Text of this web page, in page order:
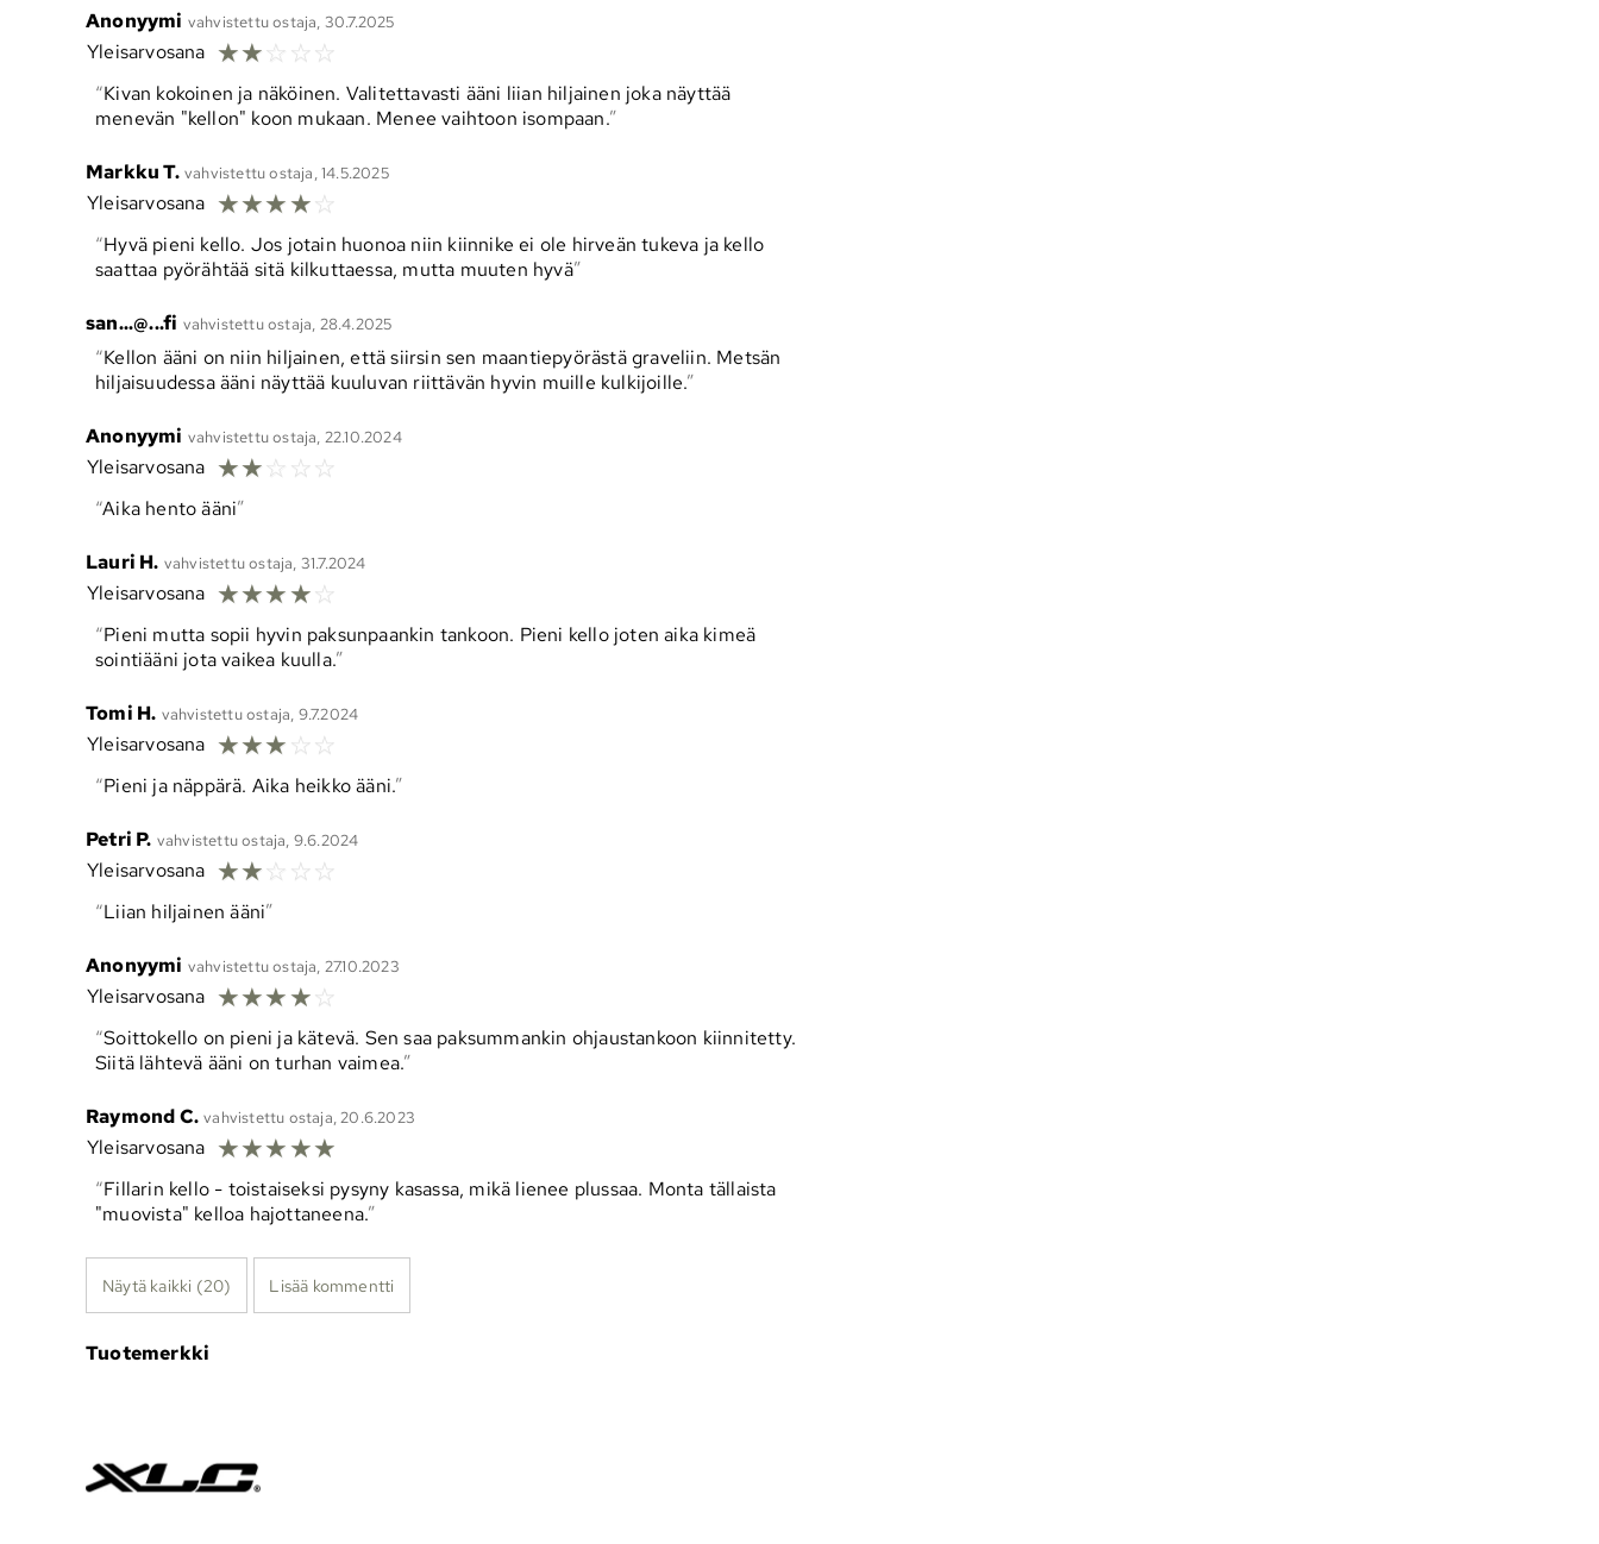
Anonyymi vahvistettu ostaja, 30.7.2025
Yleisarvosana ☆☆☆ ☆ ☆
Kivan kokoinen ja näköinen. Valitettavasti ääni liian hiljainen joka näyttää
menevän "kellon" koon mukaan. Menee vaihtoon isompaan.
Markku T. vahvistettu ostaja, 14.5.2025
Yleisarvosana ☆☆☆☆☆
Hyvä pieni kello. Jos jotain huonoa niin kiinnike ei ole hirveän tukeva ja kello
saattaa pyörähtää sitä kilkuttaessa, mutta muuten hyvä
san...@...fi vahvistettu ostaja, 28.4.2025
Kellon ääni on niin hiljainen, että siirsin sen maantiepyörästä graveliin. Metsän
hiljaisuudessa ääni näyttää kuuluvan riittävän hyvin muille kulkijoille.
Anonyymi vahvistettu ostaja, 22.10.2024
Yleisarvosana ☆☆☆ ☆ ☆
Aika hento ääni
Lauri H. vahvistettu ostaja, 31.7.2024
Yleisarvosana ☆☆☆☆☆
Pieni mutta sopii hyvin paksunpaankin tankoon. Pieni kello joten aika kimeä
sointiääni jota vaikea kuulla.
Tomi H. vahvistettu ostaja, 9.7.2024
Yleisarvosana ☆☆☆☆ ☆
Pieni ja näppärä. Aika heikko ääni.
Petri P. vahvistettu ostaja, 9.6.2024
Yleisarvosana ☆☆☆ ☆ ☆
Liian hiljainen ääni
Anonyymi vahvistettu ostaja, 27.10.2023
Yleisarvosana ☆☆☆☆☆
Soittokello on pieni ja kätevä. Sen saa paksummankin ohjaustankoon kiinnitetty.
Siitä lähtevä ääni on turhan vaimea.
Raymond C. vahvistettu ostaja, 20.6.2023
Yleisarvosana ☆☆☆☆☆
Fillarin kello - toistaiseksi pysyny kasassa, mikä lienee plussaa. Monta tällaista
"muovista" kelloa hajottaneena.
Näytä kaikki (20) Lisää kommentti
Tuotemerkki